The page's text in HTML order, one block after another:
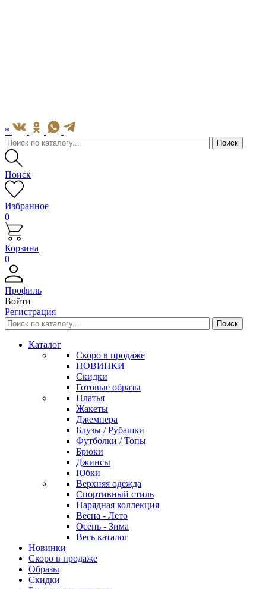
*
Поиск
Избранное
0
Корзина
0
Профиль
Войти
Регистрация
Каталог
Скоро в продаже
НОВИНКИ
Скидки
Готовые образы
Платья
Жакеты
Джемпера
Блузы / Рубашки
Футболки / Топы
Брюки
Джинсы
Юбки
Верхняя одежда
Спортивный стиль
Нарядная коллекция
Весна - Лето
Осень - Зима
Весь каталог
Новинки
Скоро в продаже
Образы
Скидки